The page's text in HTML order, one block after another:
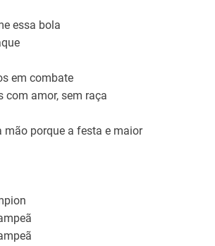
essa bola
em combate
com amor, sem raça
mão porque a festa e maior